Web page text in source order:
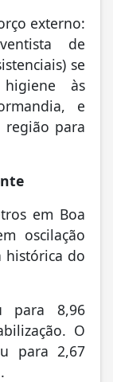
externo:
de
se
às
e
região para
em Boa
oscilação
histórica do
para 8,96
O
para 2,67